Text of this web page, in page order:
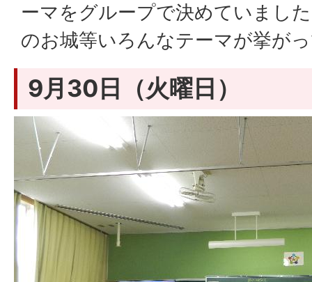
ーマをグループで決めていまし
のお城等いろんなテーマが挙が
9月30日（火曜日）